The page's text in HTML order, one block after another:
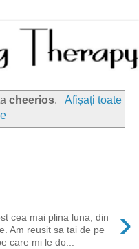
cheerios.
Afișați toate
›
cea mai plina luna, din
Am reusit sa tai de pe
care mi le do...